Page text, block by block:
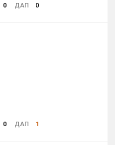
0 ДАП
0
0 ДАП
1